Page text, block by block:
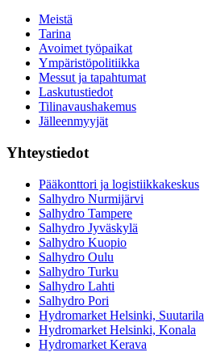
Meistä
Tarina
Avoimet työpaikat
Ympäristöpolitiikka
Messut ja tapahtumat
Laskutustiedot
Tilinavaushakemus
Jälleenmyyjät
Yhteystiedot
Pääkonttori ja logistiikkakeskus
Salhydro Nurmijärvi
Salhydro Tampere
Salhydro Jyväskylä
Salhydro Kuopio
Salhydro Oulu
Salhydro Turku
Salhydro Lahti
Salhydro Pori
Hydromarket Helsinki, Suutarila
Hydromarket Helsinki, Konala
Hydromarket Kerava